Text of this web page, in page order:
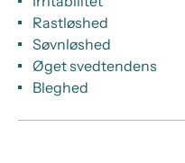
Rastløshed
Søvnløshed
Øget svedtendens
Bleghed